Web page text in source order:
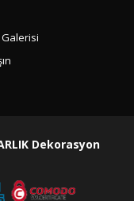
Dekorasyon